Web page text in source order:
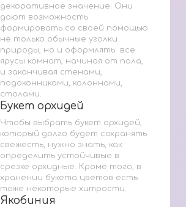
декоративное значение. Они
дают возможность
формировать со своей помощью
не только обычные уголки
природы, но и оформлять все
ярусы комнат, начиная от пола,
и заканчивая стенами,
подоконниками, колоннами,
столами.
Букет орхидей
Букет орхидей
Чтобы выбрать букет орхидей,
который долго будет сохранять
свежесть, нужно знать, как
определить устойчивые в
срезке орхидные. Кроме того, в
хранении букета цветов есть
тоже некоторые хитрости.
Якобиния
Якобиния